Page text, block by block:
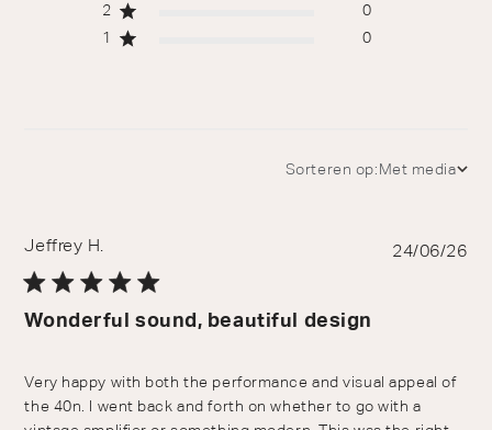
2
0
1
0
Sorteren op:Met media
Jeffrey H.
Wonderful sound, beautiful design
Very happy with both the performance and visual appeal of
the 40n. I went back and forth on whether to go with a
24/06/26